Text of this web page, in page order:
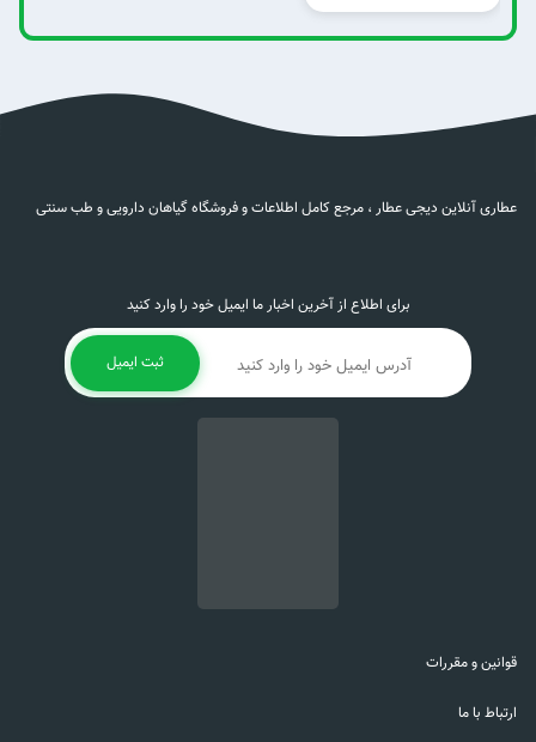
قوانین و مقررات
ارتباط با ما
برای اطلاع از آخرین اخبار ما ایمیل خود را وارد کنید
ثبت ایمیل
عطاری آنلاین دیجی عطار ، مرجع کامل اطلاعات و فروشگاه گیاهان دارویی و طب سنتی